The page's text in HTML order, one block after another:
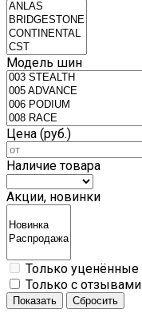
Модель шин
Цена (руб.)
Наличие товара
Акции, новинки
Только уценённые
Только с отзывами
Показать Сбросить